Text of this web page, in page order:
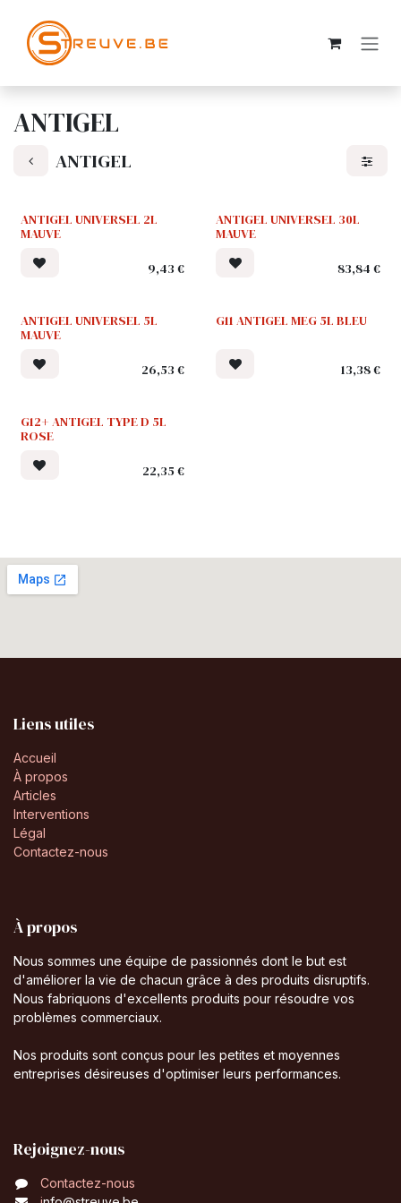
ANTIGEL
ANTIGEL
ANTIGEL UNIVERSEL 2L
MAUVE
9,43 €
ANTIGEL UNIVERSEL 30L
MAUVE
83,84 €
ANTIGEL UNIVERSEL 5L
MAUVE
26,53 €
G11 ANTIGEL MEG 5L BLEU
13,38€
G12+ ANTIGEL TYPE D 5L
ROSE
22,35 €
Liens utiles
Accueil
À propos
Articles
Interventions
Légal
Contactez-nous
À propos
Nous sommes une équipe de passionnés dont le but est
d'améliorer la vie de chacun grâce à des produits disruptifs.
Nous fabriquons d'excellents produits pour résoudre vos
problèmes commerciaux.
Nos produits sont conçus pour les petites et moyennes
entreprises désireuses d'optimiser leurs performances.
Rejoignez-nous
Contactez-nous